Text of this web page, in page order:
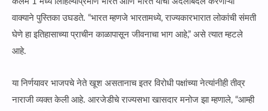
वाक्याने पुस्तिका उघडते. “भारत म्हणजे भारतामध्ये, राज्यकारभारात लोकांची संमती
घेणे हा इतिहासाच्या प्राचीन काळापासून जीवनाचा भाग आहे,” असे त्यात म्हटले
आहे.
या निर्णयावर भाजपचे नेते खूश असतानाच इतर विरोधी पक्षांच्या नेत्यांनीही तीव्र
नाराजी व्यक्त केली आहे. आरजेडीचे राज्यसभा खासदार मनोज झा म्हणाले, “आम्ही